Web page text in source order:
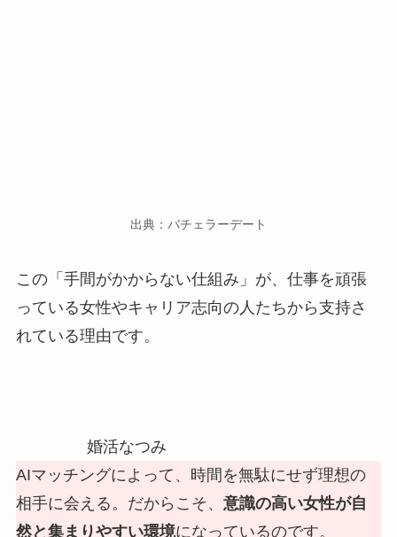
出典：バチェラーデート
この「手間がかからない仕組み」が、仕事を頑張
っている女性やキャリア志向の人たちから支持さ
れている理由です。
婚活なつみ
AIマッチングによって、時間を無駄にせず理想の
相手に会える。だからこそ、 意識の高い女性が自
然と集まりやすい環境になっているのです。